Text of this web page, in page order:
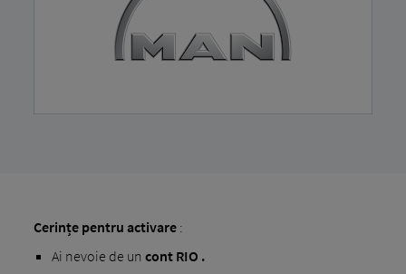
Cerințe pentru activare:
Ai nevoie de un cont RIO .